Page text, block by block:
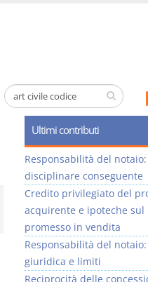
Ultimi contributi
Responsabilità del
disciplinare conseguente
Credito privilegiato del
acquirente e ipoteche sul
promesso in vendita
Responsabilità del
giuridica e limiti
Reciprocità delle